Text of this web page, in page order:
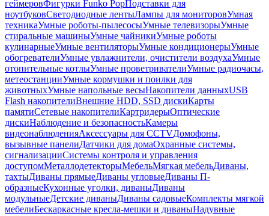
геймеровФигурки Funko PopПодставки для
ноутбуковСветодиодные лентыЛампы для мониторовУмная
техникаУмные роботы-пылесосыУмные телевизорыУмные
стиральные машиныУмные чайникиУмные роботы
кулинарныеУмные вентиляторыУмные кондиционерыУмные
обогревателиУмные увлажнители, очистители воздухаУмные
отопительные котлыУмные проветривателиУмные радиочасы,
метеостанцииУмные кормушки и поилки для
животныхУмные напольные весыНакопители данныхUSB
Flash накопителиВнешние HDD, SSD дискиКарты
памятиСетевые накопителиКартридерыОптические
дискиНаблюдение и безопасностьКамеры
видеонаблюденияАксессуары для CCTVДомофоны,
вызывные панелиДатчики для домаОхранные системы,
сигнализацииСистемы контроля и управления
доступомМеталлодетекторыМебельМягкая мебельДиваны,
тахтыДиваны прямыеДиваны угловыеДиваны П-
образныеКухонные уголки, диваныДиваны
модульныеДетские диваныДиваны садовыеКомплекты мягкой
мебелиБескаркасные кресла-мешки и диваныНадувные